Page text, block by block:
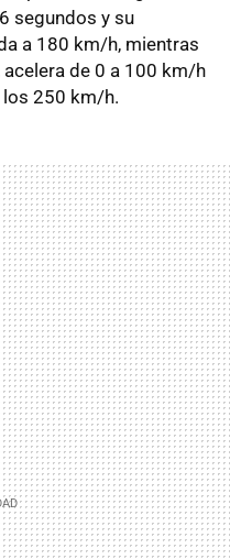
segundos y su
a 180 km/h, mientras
de 0 a 100 km/h
los 250 km/h.